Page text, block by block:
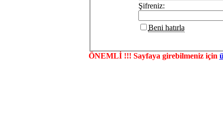
Şifreniz:
Beni hatırla
ÖNEMLİ !!! Sayfaya girebilmeniz için